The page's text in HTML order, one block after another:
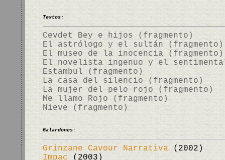
Textos:
Cevdet Bey e hijos (fragmento)
El astrólogo y el sultán (fragmento)
El museo de la inocencia (fragmento)
El novelista ingenuo y el
Estambul (fragmento)
La casa del silencio (fragmento)
La mujer del pelo rojo (fragmento)
Me llamo Rojo (fragmento)
Nieve (fragmento)
Galardones:
Grinzane Cavour Narrativa(2002)
Impac (2003)